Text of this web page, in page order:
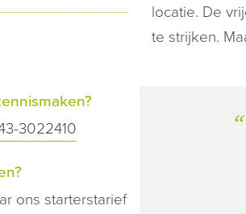
locatie. De
te strijken.
3022410
ons starterstarief